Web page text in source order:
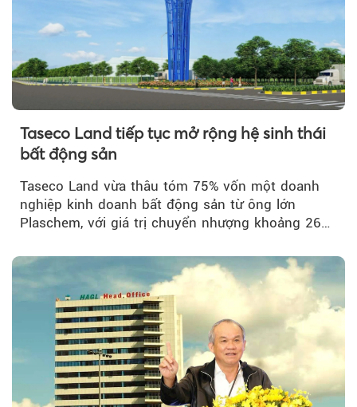
Taseco Land tiếp tục mở rộng hệ sinh thái
bất động sản
Taseco Land vừa thâu tóm 75% vốn một doanh
nghiệp kinh doanh bất động sản từ ông lớn
Plaschem, với giá trị chuyển nhượng khoảng 262